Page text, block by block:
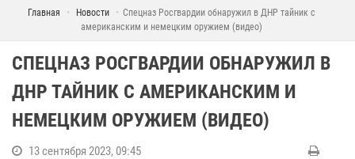
Главная Новости
Спецназ Росгвардии обнаружил в ДНР тайник с
американским и немецким оружием (видео)
СПЕЦНАЗ РОСГВАРДИИ ОБНАРУЖИЛ В
ДНР ТАЙНИК С АМЕРИКАНСКИМ И
НЕМЕЦКИМ ОРУЖИЕМ (ВИДЕО)
13 сентября 2023, 09:45